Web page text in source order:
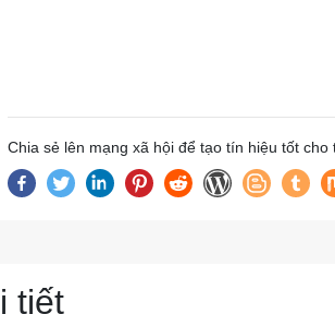
Chia sẻ lên mạng xã hội để tạo tín hiệu tốt cho
tiết